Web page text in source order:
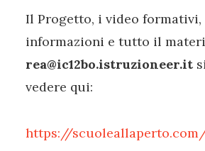
Il Progetto, i video formativi,
informazioni e tutto il
rea@ic12bo.istruzioneer.it
vedere qui:
https://